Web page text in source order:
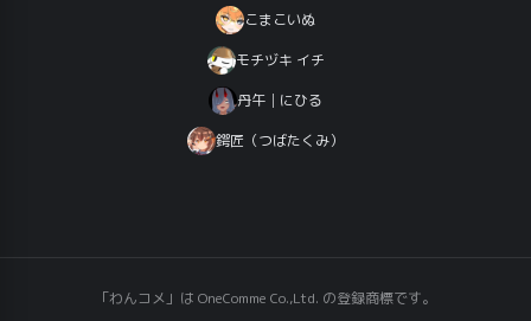
こまこいぬ
モチヅキ イチ
丹午│にひる
鍔匠（つばたくみ）
「わんコメ」は OneComme Co.,Ltd. の登録商標です。